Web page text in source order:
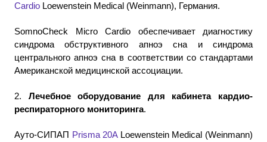
Cardio Loewenstein Medical (Weinmann), Германия.
SomnoCheck Micro Cardio обеспечивает диагностику
синдрома обструктивного апноэ сна и синдрома
центрального апноэ сна в соответствии со стандартами
Американской медицинской ассоциации.
2. Лечебное оборудование для кабинета кардио-
респираторного мониторинга.
Ауто-СИПАП Prisma 20ALoewenstein Medical (Weinmann)